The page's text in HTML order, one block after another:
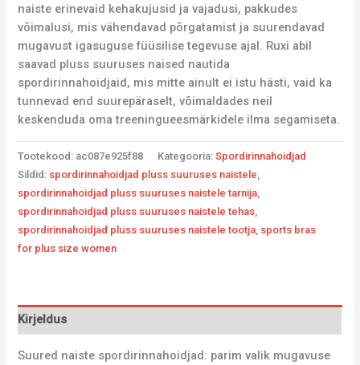
naiste erinevaid kehakujusid ja vajadusi, pakkudes
võimalusi, mis vähendavad põrgatamist ja suurendavad
mugavust igasuguse füüsilise tegevuse ajal. Ruxi abil
saavad pluss suuruses naised nautida
spordirinnahoidjaid, mis mitte ainult ei istu hästi, vaid ka
tunnevad end suurepäraselt, võimaldades neil
keskenduda oma treeningueesmärkidele ilma segamiseta.
Tootekood: ac087e925f88 Kategooria:Spordirinnahoidjad
Sildid: spordirinnahoidjad pluss suuruses naistele,
spordirinnahoidjad pluss suuruses naistele tarnija,
spordirinnahoidjad pluss suuruses naistele tehas,
spordirinnahoidjad pluss suuruses naistele tootja, sports bras
for plus size women
Kirjeldus
Suured naiste spordirinnahoidjad: parim valik mugavuse